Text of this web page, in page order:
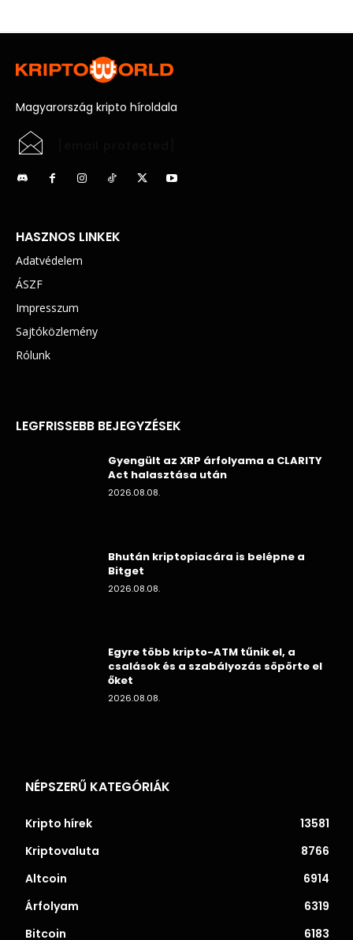
Magyarország kripto híroldala
HASZNOS LINKEK
Adatvédelem
ÁSZF
Impresszum
Sajtóközlemény
Rólunk
LEGFRISSEBB BEJEGYZÉSEK
Gyengült az XRP árfolyama a CLARITY
Act halasztása után
2026.08.08.
Bhután kriptopiacára is belépne a
Bitget
2026.08.08.
Egyre több kripto-ATM tűnik el, a
csalások és a szabályozás söpörte el
őket
2026.08.08.
NÉPSZERŰ KATEGÓRIÁK
Kripto hírek
13581
Kriptovaluta
8766
Altcoin
6914
Árfolyam
6319
Bitcoin
6183